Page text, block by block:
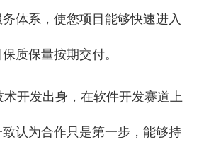
体系，使您项目能够快速进入
质保量按期交付。
开发出身，在软件开发赛道上
认为合作只是第一步，能够持